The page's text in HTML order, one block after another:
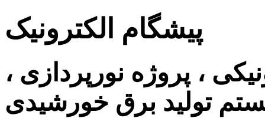
پیشگام الکترونیک
، پروژه نورپردازی ،
تولید برق خورشیدی